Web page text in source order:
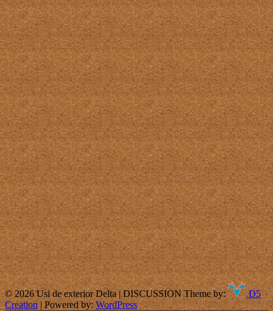
© 2026 Usi de exterior Delta | DISCUSSION Theme by:
D5
Creation| Powered by:WordPress